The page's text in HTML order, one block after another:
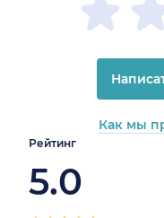
Рейтинг
5.0
Как мы